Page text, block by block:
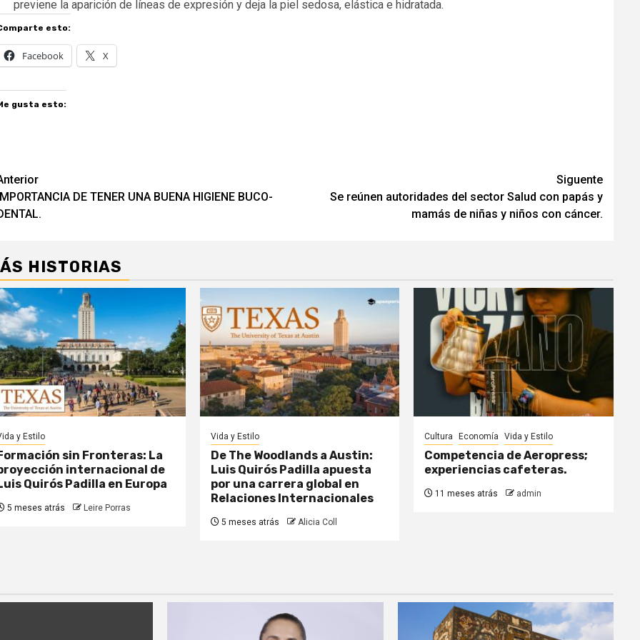
previene la aparición de líneas de expresión y deja la piel sedosa, elástica e hidratada.
esto:
Facebook X
gusta esto:
DE TENER UNA BUENA HIGIENE BUCO-
Siguente
Se reúnen autoridades del sector Salud con papás y
mamás de niñas y niños con cáncer.
HISTORIAS
y Estilo
sin Fronteras: La
internacional de
Quirós Padilla en Europa
5 meses atrás Leire Porras
Vida y Estilo
De The Woodlands a Austin:
Luis Quirós Padilla apuesta
por una carrera global en
Relaciones Internacionales
5 meses atrás Alicia Coll
Cultura Economía Vida y Estilo
Competencia de Aeropress;
experiencias cafeteras.
11 meses atrás admin